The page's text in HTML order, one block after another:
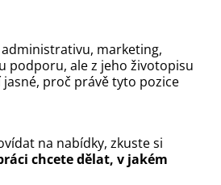
marketing,
podporu, ale z jeho životopisu
proč právě tyto pozice
na nabídky, zkuste si
chcete dělat, v jakém